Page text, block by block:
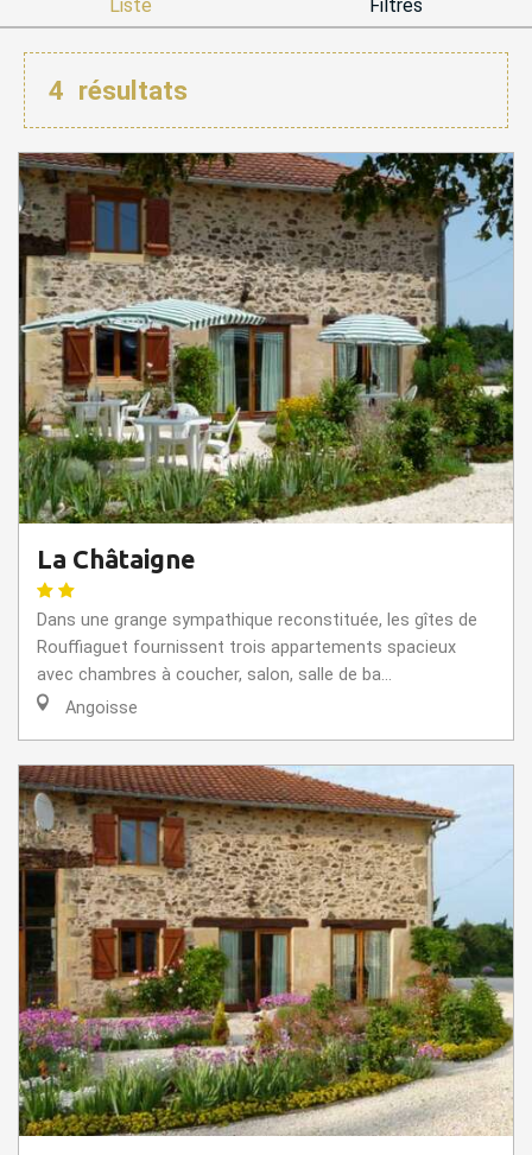
Liste Filtres
4 résultats
La Châtaigne
Dans une grange sympathique reconstituée, les gîtes de
Rouffiaguet fournissent trois appartements spacieux
avec chambres à coucher, salon, salle de ba...
Angoisse